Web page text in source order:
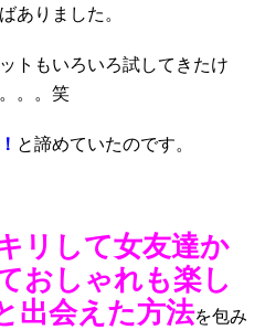
ありました。
トもいろいろ試してきたけ
。。笑
と諦めていたのです。
リして女友達か
おしゃれも楽し
出会えた方法を包み